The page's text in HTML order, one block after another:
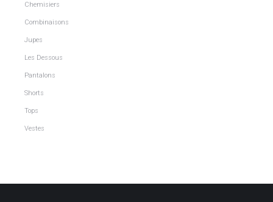
Chemisiers
Combinaisons
Jupes
Les Dessous
Pantalons
Shorts
Tops
Vestes